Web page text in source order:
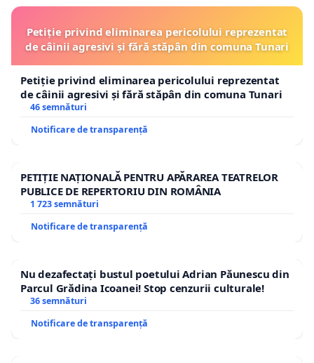
Petiție privind eliminarea pericolului reprezentat
de câinii agresivi și fără stăpân din comuna Tunari
Petiție privind eliminarea pericolului reprezentat
de câinii agresivi și fără stăpân din comuna Tunari
46 semnături
Notificare de transparență
PETIȚIE NAȚIONALĂ PENTRU APĂRAREA TEATRELOR
PUBLICE DE REPERTORIU DIN ROMÂNIA
1 723 semnături
Notificare de transparență
Nu dezafectați bustul poetului Adrian Păunescu din
Parcul Grădina Icoanei! Stop cenzurii culturale!
36 semnături
Notificare de transparență